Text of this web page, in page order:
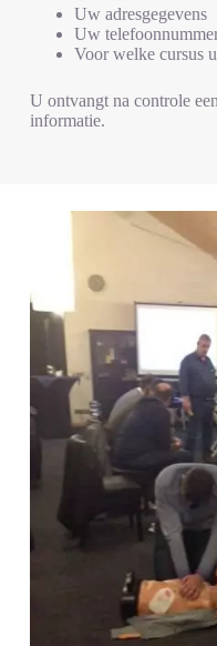
Uw adresgegevens
Uw
Voor welke cursus
U ontvangt na controle
informatie.